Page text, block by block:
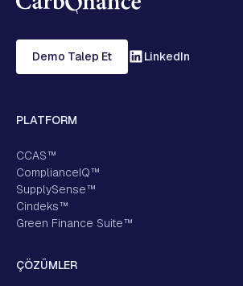
LinkedIn
Demo Talep Et
PLATFORM
CCAS™
ComplianceIQ™
SupplySense™
Cindeks™
Green Finance Suite™
ÇÖZÜMLER